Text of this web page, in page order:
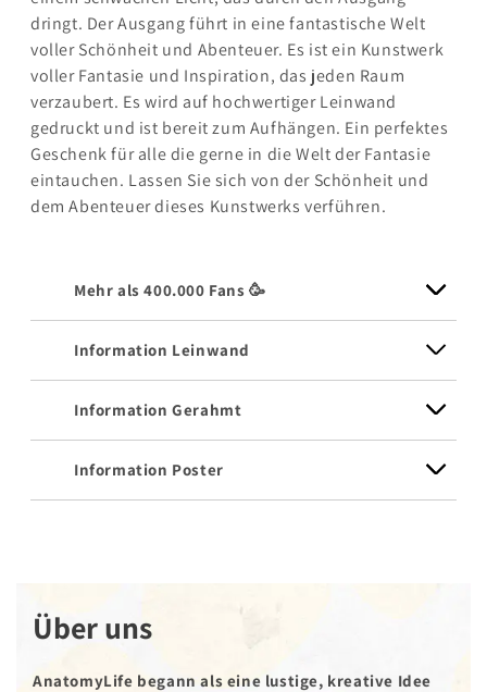
dringt. Der Ausgang führt in eine fantastische Welt
voller Schönheit und Abenteuer. Es ist ein Kunstwerk
voller Fantasie und Inspiration, das jeden Raum
verzaubert. Es wird auf hochwertiger Leinwand
gedruckt und ist bereit zum Aufhängen. Ein perfektes
Geschenk für alle die gerne in die Welt der Fantasie
eintauchen. Lassen Sie sich von der Schönheit und
dem Abenteuer dieses Kunstwerks verführen.
Mehr als 400.000 Fans 🥳
Information Leinwand
Information Gerahmt
Information Poster
Über uns
AnatomyLife begann als eine lustige, kreative Idee